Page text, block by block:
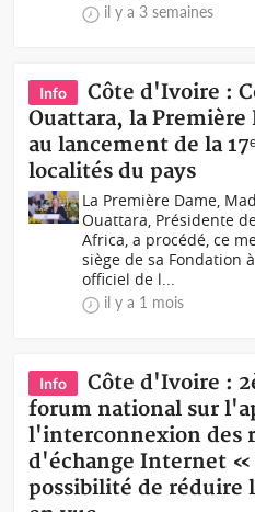
il y a 3 semaines
Info
Côte d'Ivoire :
Ouattara, la Première
au lancement de la
localités du pays
La Première Dame,
Ouattara, Présidente
Africa, a procédé, ce
siège de sa Fondation
officiel de l...
il y a 1 mois
Info
Côte d'Ivoire :
forum national sur
l'interconnexion des
d'échange Internet «
possibilité de réduire